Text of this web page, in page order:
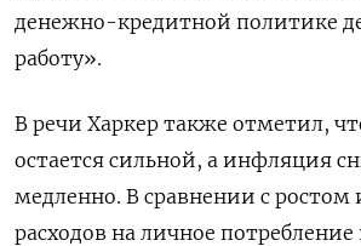
денежно-кредитной политике
работу».
В речи Харкер также отметил,
остается сильной, а инфляция
медленно. В сравнении с ростом
расходов на личное